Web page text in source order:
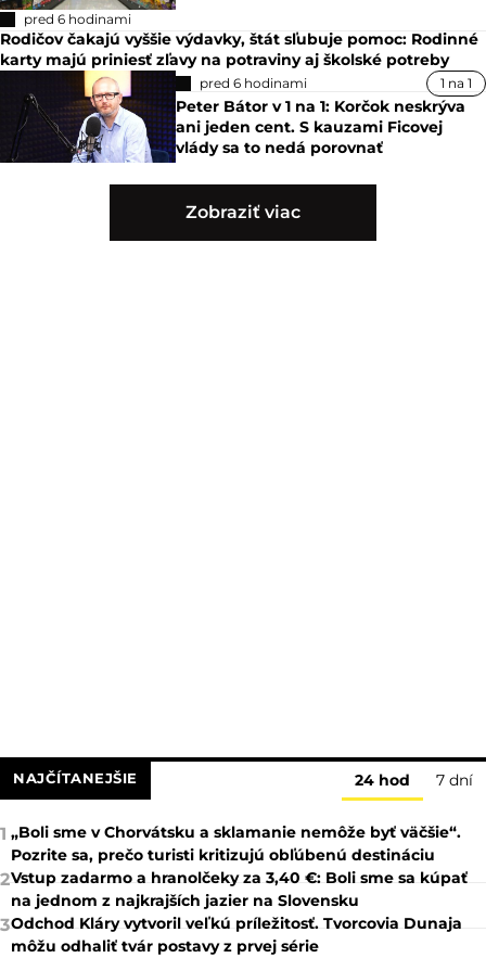
pred 6 hodinami
Rodičov čakajú vyššie výdavky, štát sľubuje pomoc: Rodinné
karty majú priniesť zľavy na potraviny aj školské potreby
pred 6 hodinami 1 na 1
Peter Bátor v 1 na 1: Korčok neskrýva
ani jeden cent. S kauzami Ficovej
vlády sa to nedá porovnať
Zobraziť viac
NAJČÍTANEJŠIE 24 hod 7 dní
1 „Boli sme v Chorvátsku a sklamanie nemôže byť väčšie“.
Pozrite sa, prečo turisti kritizujú obľúbenú destináciu
2Vstup zadarmo a hranolčeky za 3,40 €: Boli sme sa kúpať
na jednom z najkrajších jazier na Slovensku
3Odchod Kláry vytvoril veľkú príležitosť. Tvorcovia Dunaja
môžu odhaliť tvár postavy z prvej série